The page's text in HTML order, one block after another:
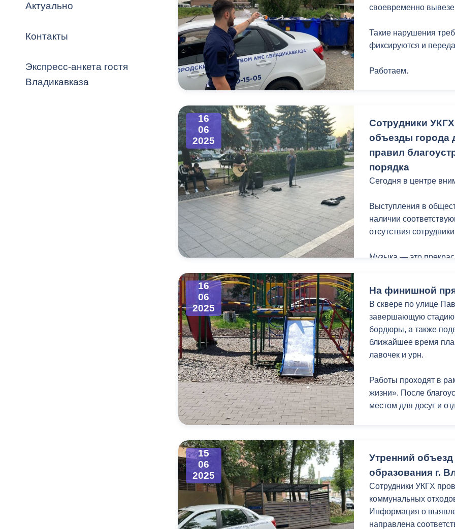
Владикавказ
Распоряжения, постановления Кадровая политика
ОРВ и экспертиза НПА Контактная информация
Оценка деятельности органов
местного самоуправления
Списки граждан, состоящих на
учете в качестве нуждающихся в
улучшении жилищных условий по
Открытые данные
Общественное обсуждение
документов стратегического
планирования
Информация о результатах
проверок
Порядок обжалования решений и
действий органов местного
самоуправления
Муниципальный контроль Выборы 2026
Актуально
Контакты
Экспресс-анкета гостя
Владикавказа
своевременно
Такие нарушения
фиксируются и
Работаем.
16
06
2025
Сотрудники
объезды города
правил
порядка
Сегодня в центре
Выступления в
наличии
отсутствия
Музыка — это
Работаем
16
06
2025
На финишной
В сквере по улице
завершающую
бордюры, а также
ближайшее время
лавочек и урн.
Работы проходят в
жизни». После
местом для досуг и
15
06
2025
Утренний
образования г.
Сотрудники УКГХ
коммунальных
Информация о
направлена